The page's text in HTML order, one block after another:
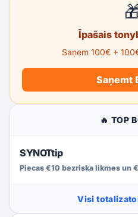
Īpašais
Saņem 100€ +
Saņemt
🔥 TOP
SYNOTtip
Piecas €10 bezriska likmes un
Visi